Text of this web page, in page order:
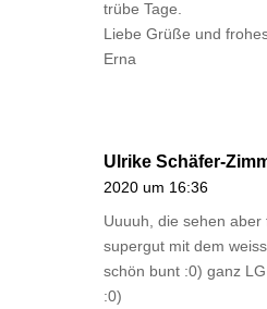
trübe Tage.
Liebe Grüße und
Erna
Ulrike Schäfer-
2020 um 16:36
Uuuuh, die sehen
supergut mit dem
schön bunt :0) ganz
:0)